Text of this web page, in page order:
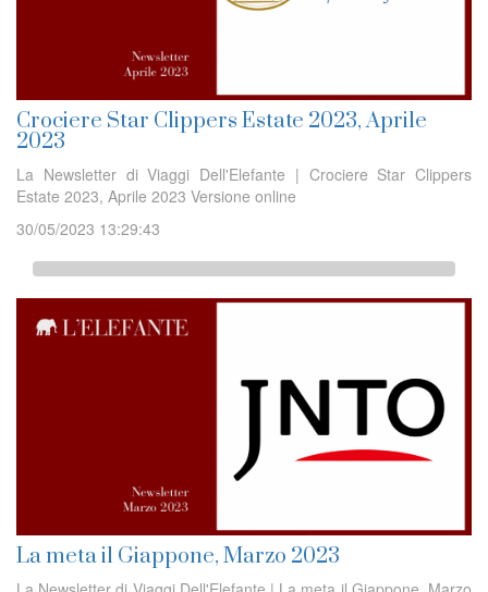
Crociere Star Clippers Estate 2023, Aprile
2023
La Newsletter di Viaggi Dell'Elefante | Crociere Star Clippers
Estate 2023, Aprile 2023 Versione online
30/05/2023 13:29:43
La meta il Giappone, Marzo 2023